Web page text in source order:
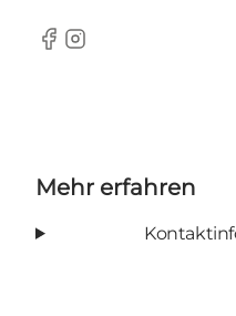
Facebook
Instagram
Mehr erfahren